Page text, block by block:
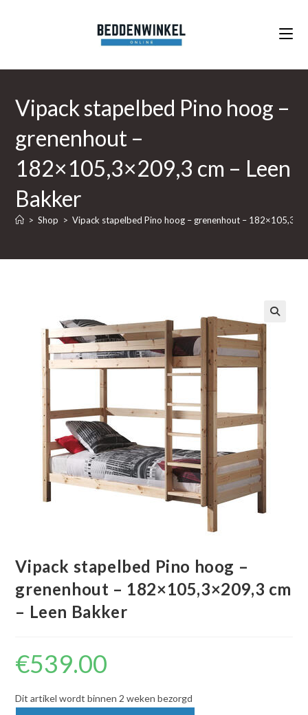
Vipack stapelbed Pino hoog –
grenenhout –
182×105,3×209,3 cm – Leen
Bakker
> Shop > Vipack stapelbed Pino hoog – grenenhout –
Vipack stapelbed Pino hoog –
grenenhout – 182×105,3×209,3 cm
– Leen Bakker
€539.00
Dit artikel wordt binnen 2 weken bezorgd